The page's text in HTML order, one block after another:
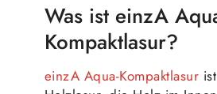
Was ist einzA
Kompaktlasur?
einzA Aqua-Kompaktlasur